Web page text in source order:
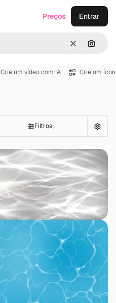
Limpar
Preços Entrar
Crie um vídeo com IA Crie um
Filtros